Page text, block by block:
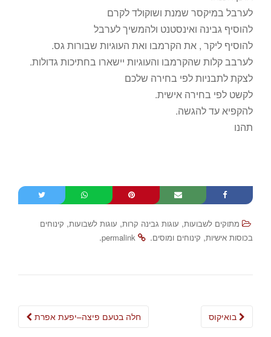
לערבל במיקסר שמנת ושוקולד לקרם
להוסיף גבינה ואינסטנט ולהמשיך לערבל
להוסיף ליקר , את הקרמבו ואת העוגיות שבורות גס.
לערבב קלות שהקרמבו והעוגיות יישארו בחתיכות גדולות.
לצקת לתבניות לפי בחירה שלכם
לקשט לפי בחירה אישית.
להקפיא עד להגשה.
תהנו
מתוקים לשבועות, עוגות גבינה קרות, עוגות לשבועות, קינוחים
בכוסות אישיות, קינוחים ומוסים.
permalink
.
Post
חלה בטעם פיצה–יפעת אפרת